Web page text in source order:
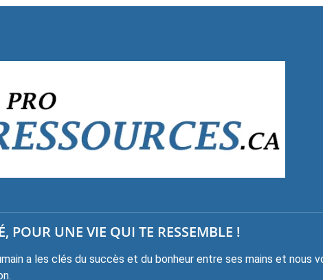
POUR UNE VIE QUI TE RESSEMBLE !
a les clés du succès et du bonheur entre ses mains et nous